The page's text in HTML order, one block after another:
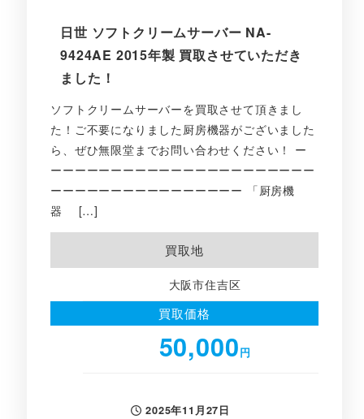
日世 ソフトクリームサーバー NA-
9424AE 2015年製 買取させていただき
ました！
ソフトクリームサーバーを買取させて頂きまし
た！ご不要になりました厨房機器がございました
ら、ぜひ無限堂までお問い合わせください！ ー
ーーーーーーーーーーーーーーーーーーーーーー
ーーーーーーーーーーーーーーーー 「厨房機
器 […]
買取地
大阪市住吉区
買取価格
50,000円
2025年11月27日